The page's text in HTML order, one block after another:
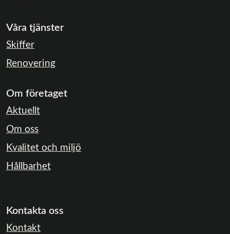
Våra tjänster
Skiffer
Renovering
Om företaget
Aktuellt
Om oss
Kvalitet och miljö
Hållbarhet
Kontakta oss
Kontakt